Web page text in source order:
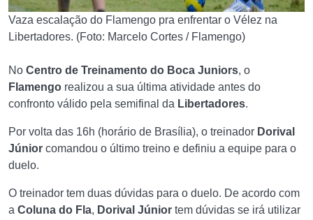
Vaza escalação do Flamengo pra enfrentar o Vélez na
Libertadores. (Foto: Marcelo Cortes / Flamengo)
No Centro de Treinamento do Boca Juniors, o
Flamengo realizou a sua última atividade antes do
confronto válido pela semifinal da Libertadores.
Por volta das 16h (horário de Brasília), o treinador Dorival
Júnior comandou o último treino e definiu a equipe para o
duelo.
O treinador tem duas dúvidas para o duelo. De acordo com
a Coluna do Fla, Dorival Júnior tem dúvidas se irá utilizar